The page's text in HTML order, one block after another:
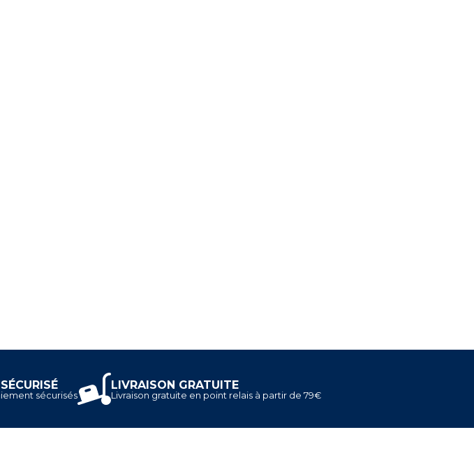
sécurisés
LIVRAISON GRATUITE
Livraison gratuite en point relais à partir de 79€